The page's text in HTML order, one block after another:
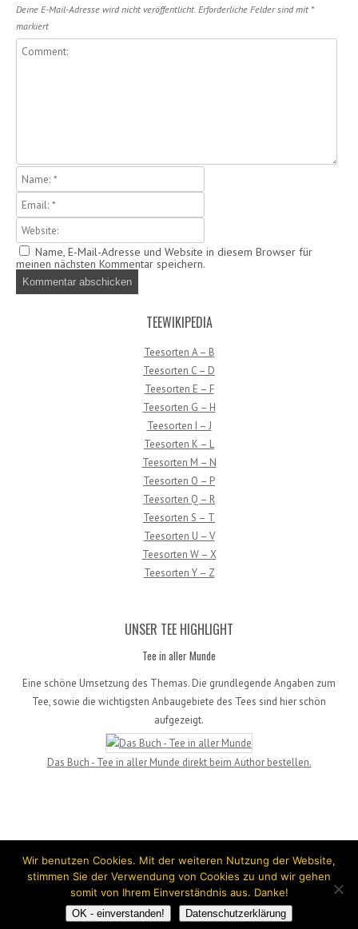
Deine E-Mail-Adresse wird nicht veröffentlicht. Erforderliche Felder sind mit *
markiert
Name, E-Mail-Adresse und Website in diesem Browser für
meinen nächsten Kommentar speichern.
TEEWIKIPEDIA
Teesorten A – B
Teesorten C – D
Teesorten E – F
Teesorten G – H
Teesorten I – J
Teesorten K – L
Teesorten M – N
Teesorten O – P
Teesorten Q – R
Teesorten S – T
Teesorten U – V
Teesorten W – X
Teesorten Y – Z
UNSER TEE HIGHLIGHT
Tee in aller Munde
Eine schöne Umsetzung des Themas. Die grundlegende Angaben zum
Tee, sowie die wichtigsten Anbaugebiete des Tees sind hier schön
aufgezeigt.
Das Buch - Tee in aller Munde direkt beim Author bestellen.
Teewikipedia
Theme by teewiki & leaf— powerd by
Wir benutzen Cookies. Mit der weiteren Nutzung der Website,
stimmen Sie der Verwendung von Cookies zu und wir gehen
somit von Ihrem Einverständnis aus. Danke!
OK - einverstanden! Datenschutzerklärung